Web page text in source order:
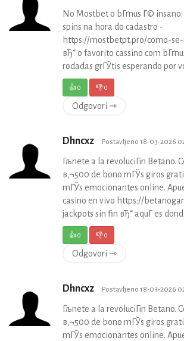
No Mostbet o bГґnus Г©
spins na hora do cadastro -
https://mostbetpt.pro/como-
вЂ“ o favorito cassino com
rodadas grГЎtis esperando por
👍0 👎0
Odgovori ⇾
Dhncxz Postavljeno 18-03-2026
Гљnete a la revoluciГіn Betano.
в‚¬500 de bono mГЎs giros
mГЎs emocionantes online.
casino en vivo https://
jackpots sin fin вЂ“ aquГ­ es
👍0 👎0
Odgovori ⇾
Dhncxz Postavljeno 18-03-2026
Гљnete a la revoluciГіn Betano.
в‚¬500 de bono mГЎs giros
mГЎs emocionantes online.